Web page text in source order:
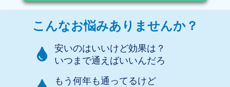
こんなお悩みありませんか？
安いのはいいけど効果は？
いつまで通えばいいんだろ
もう何年も通ってるけど